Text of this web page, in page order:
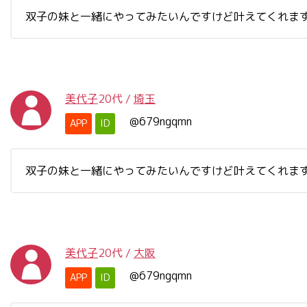
双子の妹と一緒にやってみたいんですけど叶えてくれま
美代子20代 / 埼玉
APP ID @679ngqmn
双子の妹と一緒にやってみたいんですけど叶えてくれま
美代子20代 / 大阪
APP ID @679ngqmn